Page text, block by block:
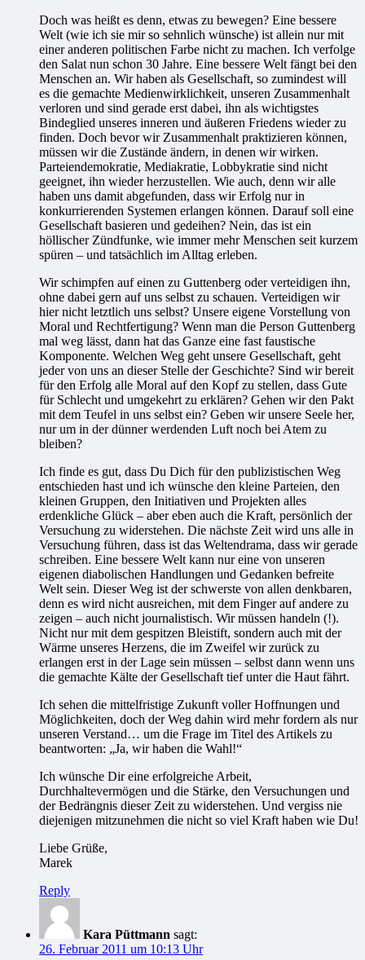
Doch was heißt es denn, etwas zu bewegen? Eine bessere
Welt (wie ich sie mir so sehnlich wünsche) ist allein nur mit
einer anderen politischen Farbe nicht zu machen. Ich verfolge
den Salat nun schon 30 Jahre. Eine bessere Welt fängt bei den
Menschen an. Wir haben als Gesellschaft, so zumindest will
es die gemachte Medienwirklichkeit, unseren Zusammenhalt
verloren und sind gerade erst dabei, ihn als wichtigstes
Bindeglied unseres inneren und äußeren Friedens wieder zu
finden. Doch bevor wir Zusammenhalt praktizieren können,
müssen wir die Zustände ändern, in denen wir wirken.
Parteiendemokratie, Mediakratie, Lobbykratie sind nicht
geeignet, ihn wieder herzustellen. Wie auch, denn wir alle
haben uns damit abgefunden, dass wir Erfolg nur in
konkurrierenden Systemen erlangen können. Darauf soll eine
Gesellschaft basieren und gedeihen? Nein, das ist ein
höllischer Zündfunke, wie immer mehr Menschen seit kurzem
spüren – und tatsächlich im Alltag erleben.
Wir schimpfen auf einen zu Guttenberg oder verteidigen ihn,
ohne dabei gern auf uns selbst zu schauen. Verteidigen wir
hier nicht letztlich uns selbst? Unsere eigene Vorstellung von
Moral und Rechtfertigung? Wenn man die Person Guttenberg
mal weg lässt, dann hat das Ganze eine fast faustische
Komponente. Welchen Weg geht unsere Gesellschaft, geht
jeder von uns an dieser Stelle der Geschichte? Sind wir bereit
für den Erfolg alle Moral auf den Kopf zu stellen, dass Gute
für Schlecht und umgekehrt zu erklären? Gehen wir den Pakt
mit dem Teufel in uns selbst ein? Geben wir unsere Seele her,
nur um in der dünner werdenden Luft noch bei Atem zu
bleiben?
Ich finde es gut, dass Du Dich für den publizistischen Weg
entschieden hast und ich wünsche den kleine Parteien, den
kleinen Gruppen, den Initiativen und Projekten alles
erdenkliche Glück – aber eben auch die Kraft, persönlich der
Versuchung zu widerstehen. Die nächste Zeit wird uns alle in
Versuchung führen, dass ist das Weltendrama, dass wir gerade
schreiben. Eine bessere Welt kann nur eine von unseren
eigenen diabolischen Handlungen und Gedanken befreite
Welt sein. Dieser Weg ist der schwerste von allen denkbaren,
denn es wird nicht ausreichen, mit dem Finger auf andere zu
zeigen – auch nicht journalistisch. Wir müssen handeln (!).
Nicht nur mit dem gespitzen Bleistift, sondern auch mit der
Wärme unseres Herzens, die im Zweifel wir zurück zu
erlangen erst in der Lage sein müssen – selbst dann wenn uns
die gemachte Kälte der Gesellschaft tief unter die Haut fährt.
Ich sehen die mittelfristige Zukunft voller Hoffnungen und
Möglichkeiten, doch der Weg dahin wird mehr fordern als nur
unseren Verstand… um die Frage im Titel des Artikels zu
beantworten: „Ja, wir haben die Wahl!“
Ich wünsche Dir eine erfolgreiche Arbeit,
Durchhaltevermögen und die Stärke, den Versuchungen und
der Bedrängnis dieser Zeit zu widerstehen. Und vergiss nie
diejenigen mitzunehmen die nicht so viel Kraft haben wie Du!
Liebe Grüße,
Marek
Reply
Kara Püttmann sagt:
26. Februar 2011 um 10:13 Uhr